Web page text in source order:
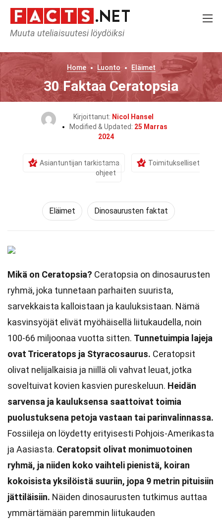
Muuta uteliaisuutesi löydöiksi
Home Luonto Eläimet
30 Faktaa Ceratopsia
Kirjoittanut: Nicol Hansel
Modified & Updated: 25 Marras
2024
Asiantuntijan tarkistama
Toimitukselliset
ohjeet
Eläimet Dinosaurusten faktat
Mikä on Ceratopsia? Ceratopsia on dinosaurusten
ryhmä, joka tunnetaan parhaiten suurista,
sarvekkaista kalloistaan ja kauluksistaan. Nämä
kasvinsyöjät elivät myöhäisellä liitukaudella, noin
100-66 miljoonaa vuotta sitten. Tunnetuimpia lajeja
ovat Triceratops ja Styracosaurus. Ceratopsit
olivat nelijalkaisia ja niillä oli vahvat leuat, jotka
soveltuivat kovien kasvien pureskeluun. Heidän
sarvensa ja kauluksensa saattoivat toimia
puolustuksena petoja vastaan tai parinvalinnassa.
Fossiileja on löydetty erityisesti Pohjois-Amerikasta
ja Aasiasta. Ceratopsit olivat monimuotoinen
ryhmä, ja niiden koko vaihteli pienistä, koiran
kokoisista yksilöistä suuriin, jopa 9 metrin pituisiin
jättiläisiin. Näiden dinosaurusten tutkimus auttaa
ymmärtämään paremmin liitukauden